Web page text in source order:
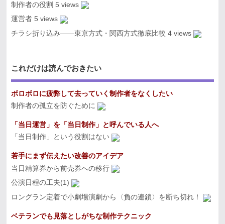
制作者の役割 5 views
運営者 5 views
チラシ折り込み――東京方式・関西方式徹底比較 4 views
これだけは読んでおきたい
ボロボロに疲弊して去っていく制作者をなくしたい
制作者の孤立を防ぐために
「当日運営」を「当日制作」と呼んでいる人へ
「当日制作」という役割はない
若手にまず伝えたい改善のアイデア
当日精算券から前売券への移行
公演日程の工夫(1)
ロングラン定着で小劇場演劇から〈負の連鎖〉を断ち切れ！
ベテランでも見落としがちな制作テクニック